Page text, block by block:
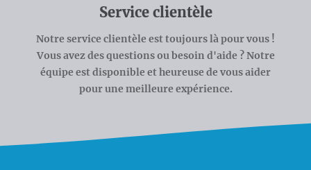
Service clientèle
Notre service clientèle est toujours là pour vous !
Vous avez des questions ou besoin d'aide ? Notre
équipe est disponible et heureuse de vous aider
pour une meilleure expérience.